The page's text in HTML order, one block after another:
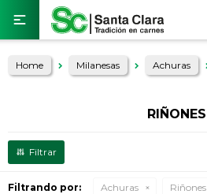

Home Milanesas Achuras
RIÑONES
Filtrando por: Achuras Riñones